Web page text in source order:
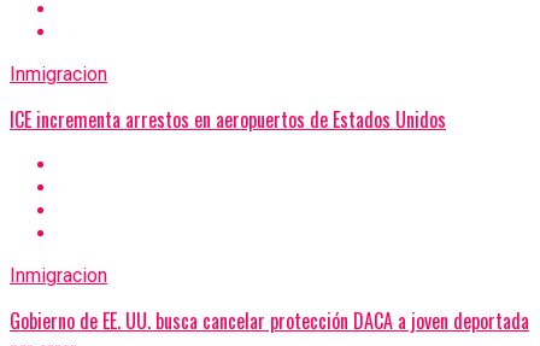
Inmigracion
ICE incrementa arrestos en aeropuertos de Estados Unidos
Inmigracion
Gobierno de EE. UU. busca cancelar protección DACA a joven deportada